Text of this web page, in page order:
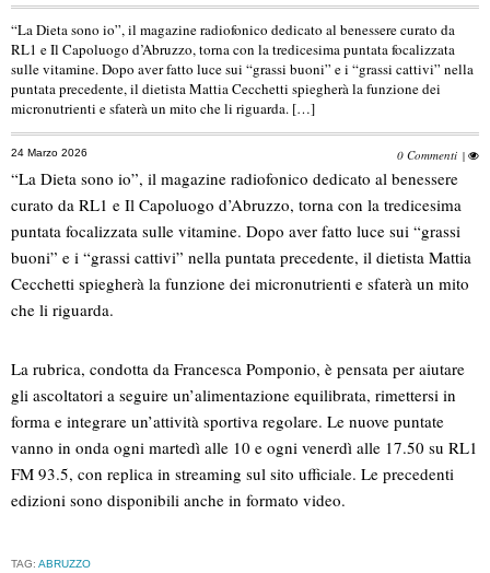
“La Dieta sono io”, il magazine radiofonico dedicato al benessere curato da
RL1 e Il Capoluogo d’Abruzzo, torna con la tredicesima puntata focalizzata
sulle vitamine. Dopo aver fatto luce sui “grassi buoni” e i “grassi cattivi” nella
puntata precedente, il dietista Mattia Cecchetti spiegherà la funzione dei
micronutrienti e sfaterà un mito che li riguarda. […]
24 Marzo 2026 0 Commenti |
“La Dieta sono io”, il magazine radiofonico dedicato al benessere
curato da RL1 e Il Capoluogo d’Abruzzo, torna con la tredicesima
puntata focalizzata sulle vitamine. Dopo aver fatto luce sui “grassi
buoni” e i “grassi cattivi” nella puntata precedente, il dietista Mattia
Cecchetti spiegherà la funzione dei micronutrienti e sfaterà un mito
che li riguarda.
La rubrica, condotta da Francesca Pomponio, è pensata per aiutare
gli ascoltatori a seguire un’alimentazione equilibrata, rimettersi in
forma e integrare un’attività sportiva regolare. Le nuove puntate
vanno in onda ogni martedì alle 10 e ogni venerdì alle 17.50 su RL1
FM 93.5, con replica in streaming sul sito ufficiale. Le precedenti
edizioni sono disponibili anche in formato video.
TAG: ABRUZZO